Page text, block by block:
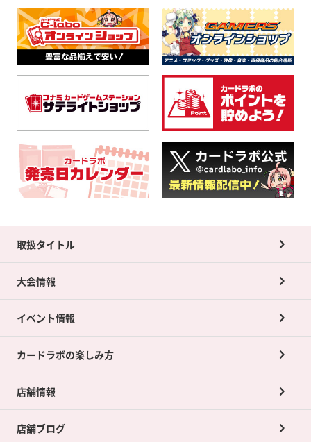
取扱タイトル
大会情報
イベント情報
カードラボの楽しみ方
店舗情報
店舗ブログ